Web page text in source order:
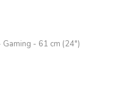
- 61 cm (24")